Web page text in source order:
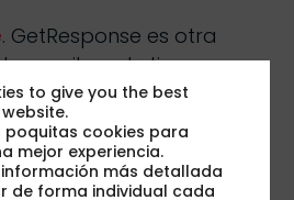
. GetResponse es otra
email marketing
que ofrece
que son realmente
precio es algo menor
y pone a
to give you the best
poquitas cookies para
mejor experiencia.
más detallada
de forma individual cada